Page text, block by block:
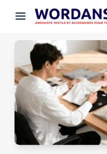
× Appli Wordans
Meilleurs prix sur l’app !